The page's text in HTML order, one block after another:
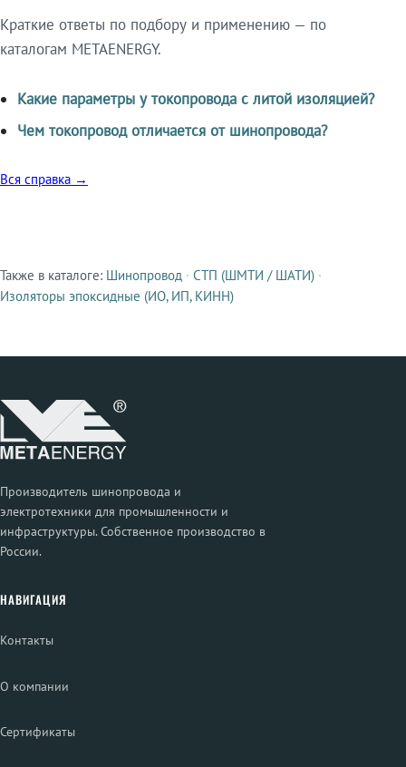
Краткие ответы по подбору и применению — по
каталогам METAENERGY.
Какие параметры у токопровода с литой изоляцией?
Чем токопровод отличается от шинопровода?
Вся справка →
Смежные продукты
Также в каталоге: Шинопровод · СТП (ШМТИ / ШАТИ) ·
Изоляторы эпоксидные (ИО, ИП, КИНН)
Производитель шинопровода и
электротехники для промышленности и
инфраструктуры. Собственное производство в
России.
НАВИГАЦИЯ
Контакты
О компании
Сертификаты